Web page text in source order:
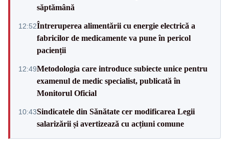
săptămână
12:52Întreruperea alimentării cu energie electrică a
fabricilor de medicamente va pune în pericol
pacienții
12:49Metodologia care introduce subiecte unice pentru
examenul de medic specialist, publicată în
Monitorul Oficial
10:43Sindicatele din Sănătate cer modificarea Legii
salarizării și avertizează cu acțiuni comune